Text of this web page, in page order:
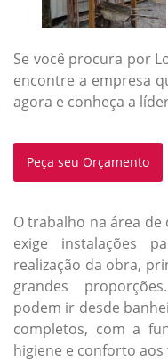
Se você procura por
encontre a empresa
agora e conheça a
Peça seu Orçamento
O trabalho na área
exige instalações
realização da obra,
grandes
podem ir desde
completos, com a
higiene e conforto